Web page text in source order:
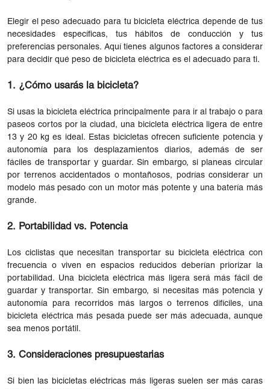
Elegir el peso adecuado para tu bicicleta eléctrica depende de tus
necesidades específicas, tus hábitos de conducción y tus
preferencias personales. Aquí tienes algunos factores a considerar
para decidir qué peso de bicicleta eléctrica es el adecuado para ti.
1. ¿Cómo usarás la bicicleta?
Si usas la bicicleta eléctrica principalmente para ir al trabajo o para
paseos cortos por la ciudad, una bicicleta eléctrica ligera de entre
13 y 20 kg es ideal. Estas bicicletas ofrecen suficiente potencia y
autonomía para los desplazamientos diarios, además de ser
fáciles de transportar y guardar. Sin embargo, si planeas circular
por terrenos accidentados o montañosos, podrías considerar un
modelo más pesado con un motor más potente y una batería más
grande.
2. Portabilidad vs. Potencia
Los ciclistas que necesitan transportar su bicicleta eléctrica con
frecuencia o viven en espacios reducidos deberían priorizar la
portabilidad. Una bicicleta eléctrica más ligera será más fácil de
guardar y transportar. Sin embargo, si necesitas más potencia y
autonomía para recorridos más largos o terrenos difíciles, una
bicicleta eléctrica más pesada puede ser más adecuada, aunque
sea menos portátil.
3. Consideraciones presupuestarias
Si bien las bicicletas eléctricas más ligeras suelen ser más caras